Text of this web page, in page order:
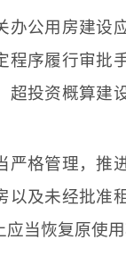
公用房建设
程序履行审批
超投资概算建
严格管理，推
以及未经批准
应当恢复原使